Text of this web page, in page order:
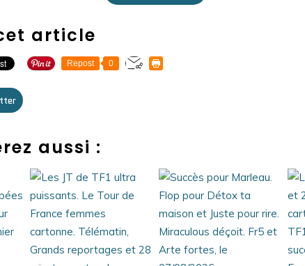
article
Repost 0
aussi :